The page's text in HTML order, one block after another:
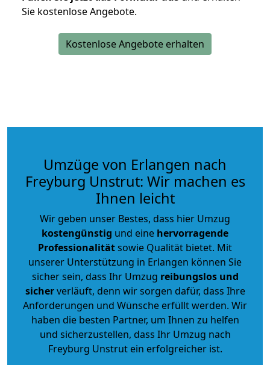
Sie kostenlose Angebote.
Kostenlose Angebote erhalten
Umzüge von Erlangen nach
Freyburg Unstrut: Wir machen es
Ihnen leicht
Wir geben unser Bestes, dass hier Umzug
kostengünstig und eine hervorragende
Professionalitätsowie Qualität bietet. Mit
unserer Unterstützung in Erlangen können Sie
sicher sein, dass Ihr Umzug reibungslos und
sicherverläuft, denn wir sorgen dafür, dass Ihre
Anforderungen und Wünsche erfüllt werden. Wir
haben die besten Partner, um Ihnen zu helfen
und sicherzustellen, dass Ihr Umzug nach
Freyburg Unstrut ein erfolgreicher ist.